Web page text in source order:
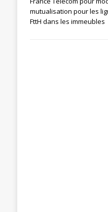
mutualisation pour les
FttH dans les immeubles